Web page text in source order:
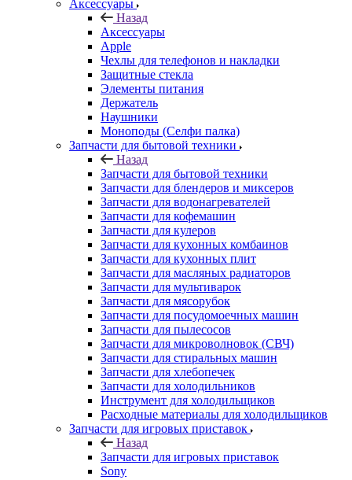
Аксессуары
Назад
Аксессуары
Apple
Чехлы для телефонов и накладки
Защитные стекла
Элементы питания
Держатель
Наушники
Моноподы (Селфи палка)
Запчасти для бытовой техники
Назад
Запчасти для бытовой техники
Запчасти для блендеров и миксеров
Запчасти для водонагревателей
Запчасти для кофемашин
Запчасти для кулеров
Запчасти для кухонных комбаинов
Запчасти для кухонных плит
Запчасти для масляных радиаторов
Запчасти для мультиварок
Запчасти для мясорубок
Запчасти для посудомоечных машин
Запчасти для пылесосов
Запчасти для микроволновок (СВЧ)
Запчасти для стиральных машин
Запчасти для хлебопечек
Запчасти для холодильников
Инструмент для холодильщиков
Расходные материалы для холодильщиков
Запчасти для игровых приставок
Назад
Запчасти для игровых приставок
Sony